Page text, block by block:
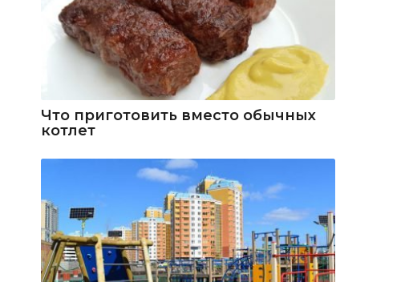
Что приготовить вместо обычных
котлет